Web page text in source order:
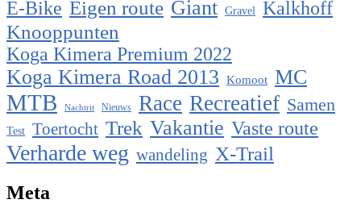
E-Bike Eigen route Giant Gravel Kalkhoff
Knooppunten
Koga Kimera Premium 2022
Koga Kimera Road 2013 Komoot MC
MTB Nachtrit Nieuws Race Recreatief Samen
Test Toertocht Trek Vakantie Vaste route
Verharde weg wandeling X-Trail
Meta